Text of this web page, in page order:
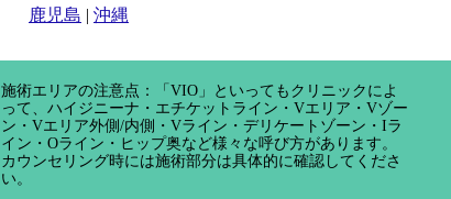
鹿児島 | 沖縄
施術エリアの注意点：「VIO」といってもクリニックによ
って、ハイジニーナ・エチケットライン・Vエリア・Vゾー
ン・Vエリア外側/内側・Vライン・デリケートゾーン・Iラ
イン・Oライン・ヒップ奥など様々な呼び方があります。
カウンセリング時には施術部分は具体的に確認してくださ
い。